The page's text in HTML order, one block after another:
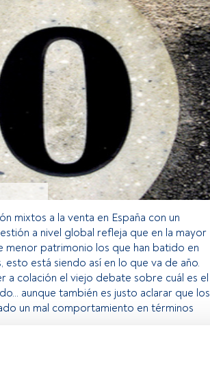
mixtos a la venta en España con un
a nivel global refleja que en la mayor
menor patrimonio los que han batido en
está siendo así en lo que va de año.
a colación el viejo debate sobre cuál es el
aunque también es justo aclarar que los
un mal comportamiento en términos